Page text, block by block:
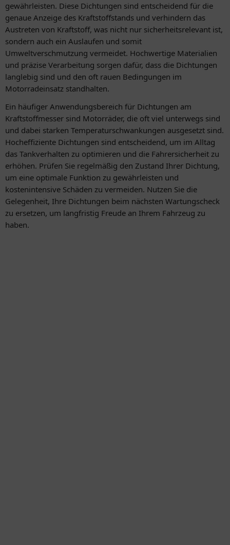
gewährleisten. Diese Dichtungen sind entscheidend für die
genaue Anzeige des Kraftstoffstands und verhindern das
Austreten von Kraftstoff, was nicht nur sicherheitsrelevant ist,
sondern auch ein Auslaufen und somit
Umweltverschmutzung vermeidet. Hochwertige Materialien
und präzise Verarbeitung sorgen dafür, dass die Dichtungen
langlebig sind und den oft rauen Bedingungen im
Motorradeinsatz standhalten.
Ein häufiger Anwendungsbereich für Dichtungen am
Kraftstoffmesser sind Motorräder, die oft viel unterwegs sind
und dabei starken Temperaturschwankungen ausgesetzt sind.
Hocheffiziente Dichtungen sind entscheidend, um im Alltag
das Tankverhalten zu optimieren und die Fahrersicherheit zu
erhöhen. Prüfen Sie regelmäßig den Zustand Ihrer Dichtung,
um eine optimale Funktion zu gewährleisten und
kostenintensive Schäden zu vermeiden. Nutzen Sie die
Gelegenheit, Ihre Dichtungen beim nächsten Wartungscheck
zu ersetzen, um langfristig Freude an Ihrem Fahrzeug zu
haben.